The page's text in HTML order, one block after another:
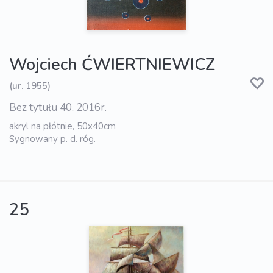
Wojciech ĆWIERTNIEWICZ
(ur. 1955)
Bez tytułu 40, 2016r.
akryl na płótnie, 50x40cm
Sygnowany p. d. róg.
25